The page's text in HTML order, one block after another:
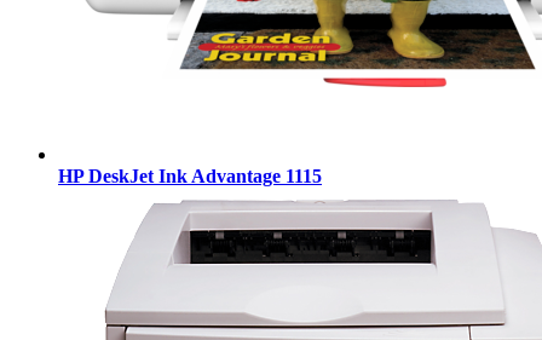
HP DeskJet Ink Advantage 1115